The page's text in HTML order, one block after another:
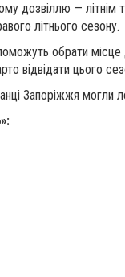
дозвіллю —
літнього сезону.
обрати місце
відвідати цього
Запоріжжя могли